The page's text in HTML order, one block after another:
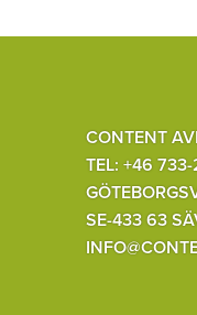
CONTENT
TEL: +46
SE-433 63